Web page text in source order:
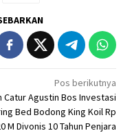
Pos berikutnya
Catur Agustin Bos Investasi
Bed Bodong King Koil Rp
M Divonis 10 Tahun Penjara